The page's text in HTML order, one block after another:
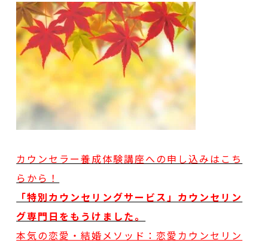
カウンセラー養成体験講座への申し込みはこち
らから！
「特別カウンセリングサービス」カウンセリン
グ専門日をもうけました。
本気の恋愛・結婚メソッド：恋愛カウンセリン